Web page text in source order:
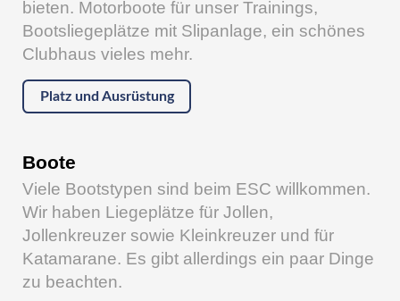
bieten. Motorboote für unser Trainings,
Bootsliegeplätze mit Slipanlage, ein schönes
Clubhaus vieles mehr.
Platz und Ausrüstung
Boote
Viele Bootstypen sind beim ESC willkommen.
Wir haben Liegeplätze für Jollen,
Jollenkreuzer sowie Kleinkreuzer und für
Katamarane. Es gibt allerdings ein paar Dinge
zu beachten.